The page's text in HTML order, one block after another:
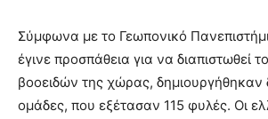
Σύμφωνα με το Γεωπονικό
έγινε προσπάθεια για να διαπιστωθεί
βοοειδών της χώρας, δημιουργήθηκαν
ομάδες, που εξέτασαν 115 φυλές. Οι